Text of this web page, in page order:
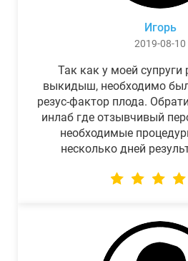
Игорь
2019-08-10
Так как у моей супруги
выкидыш, необходимо
резус-фактор плода.
инлаб где отзывчивый
необходимые
несколько дней